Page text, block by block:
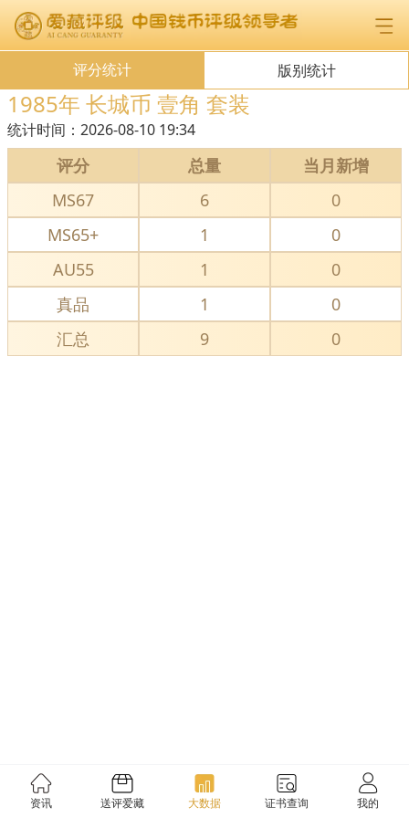
评分统计 版别统计
1985年 长城币 壹角 套装
统计时间： 2026-08-10 19:34
评分 总量
当月新增
MS67
6
0
MS65+
1
0
AU55
1
0
真品
1
0
汇总
9 0
资讯 送评爱藏 大数据 证书查询 我的